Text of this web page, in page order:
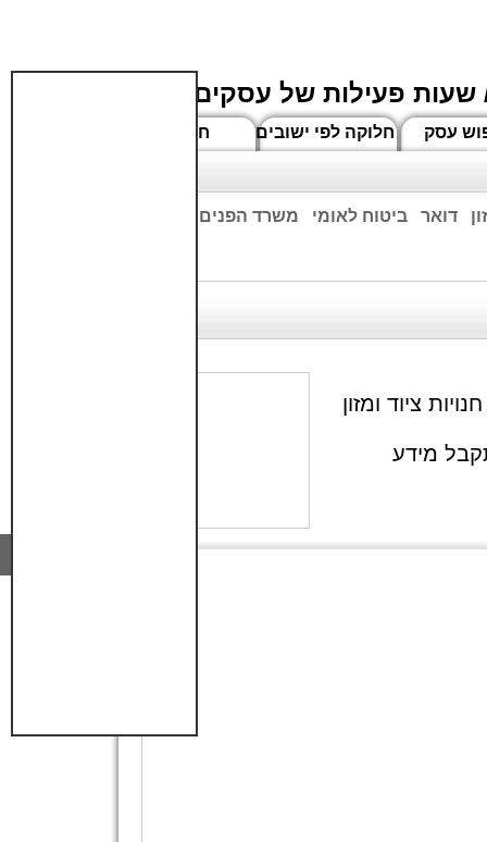
פעילות של עסקים
חדשים חלוקה לפי ישובים עסק
משרד הפנים ביטוח לאומי דואר
ציוד ומזון
מידע